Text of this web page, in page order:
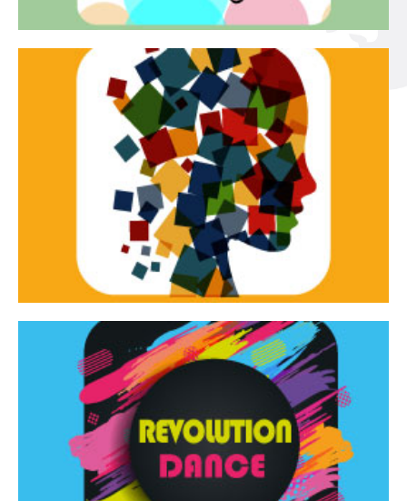
Tracce dinamiche
Tracce Dinamiche è una rassegna di teatro
d’innovazione e sperimentale.
Continua
Revolution Dance
Rassegna di danza contemporanea – I Edizione